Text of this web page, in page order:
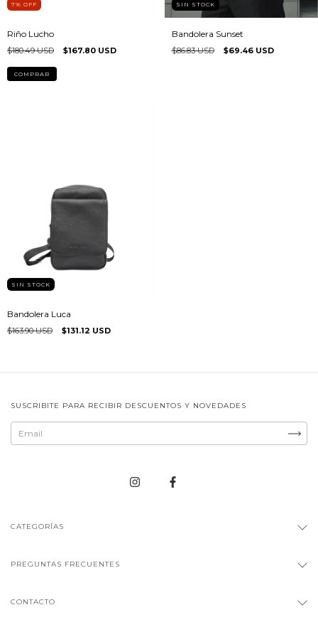
7% OFF
Riño Lucho
$180.49 USD $167.80 USD
COMPRAR
SIN STOCK
Bandolera Sunset
$86.83 USD $69.46 USD
SIN STOCK
Bandolera Luca
$163.90 USD $131.12 USD
SUSCRIBITE PARA RECIBIR DESCUENTOS Y NOVEDADES
CATEGORÍAS
PREGUNTAS FRECUENTES
CONTACTO